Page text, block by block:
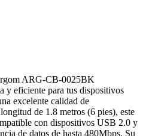
ARG-CB-0025BK
y eficiente para tus dispositivos
excelente calidad de
de 1.8 metros (6 pies), este
con dispositivos USB 2.0 y
de datos de hasta 480Mbps. Su